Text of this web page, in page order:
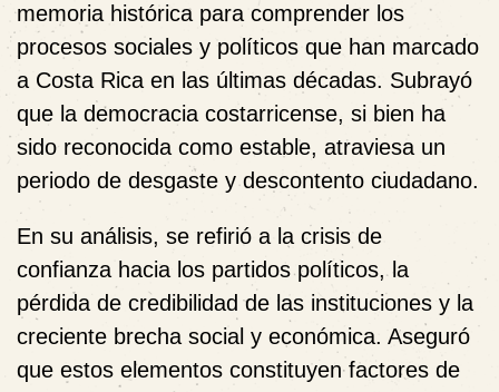
memoria histórica para comprender los
procesos sociales y políticos que han marcado
a Costa Rica en las últimas décadas. Subrayó
que la democracia costarricense, si bien ha
sido reconocida como estable, atraviesa un
periodo de desgaste ydescontento ciudadano.
En su análisis, se refirió a la crisis de
confianza hacia los partidos políticos, la
pérdida de credibilidad de las instituciones y la
creciente brecha social y económica. Aseguró
que estos elementos constituyen factores de